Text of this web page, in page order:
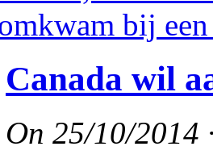
Canada wil
On 25/10/2014